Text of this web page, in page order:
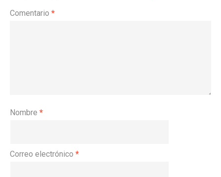
Comentario *
Nombre *
Correo electrónico *